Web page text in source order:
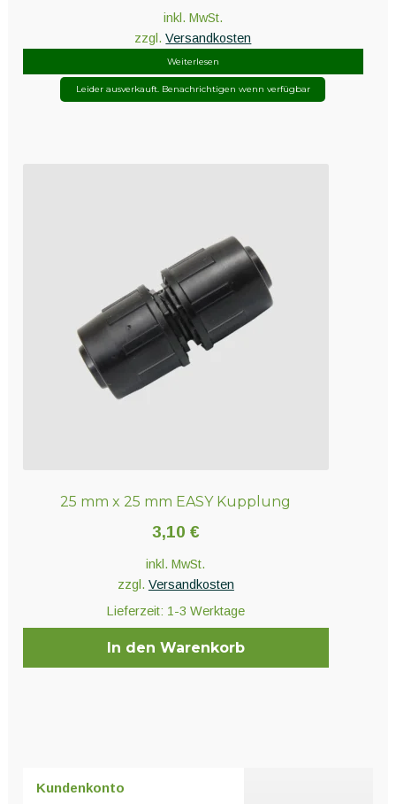
inkl. MwSt.
zzgl.Versandkosten
Weiterlesen
Leider ausverkauft. Benachrichtigen wenn verfügbar
25 mm x 25 mm EASY Kupplung
3,10 €
inkl. MwSt.
zzgl. Versandkosten
Lieferzeit: 1-3 Werktage
In den Warenkorb
Kundenkonto